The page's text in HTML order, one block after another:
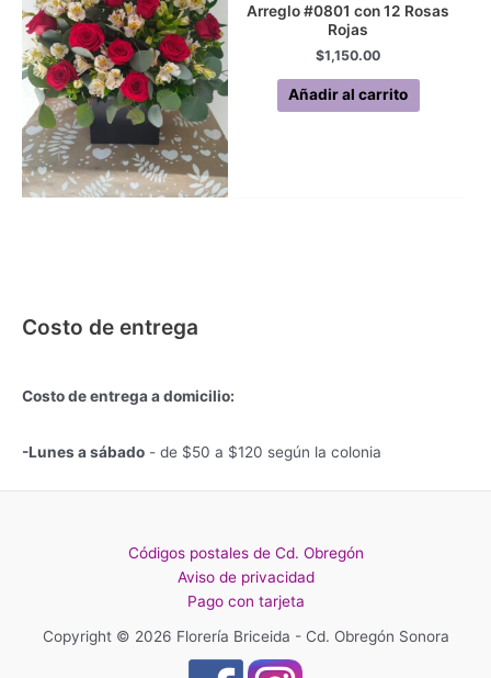
Arreglo #0801 con 12 Rosas
Rojas
$1,150.00
Añadir al carrito
Costo de entrega
Costo de entrega a domicilio:
-Lunes a sábado - de $50 a $120 según la colonia
Códigos postales de Cd. Obregón
Aviso de privacidad
Pago con tarjeta
Copyright © 2026 Florería Briceida - Cd. Obregón Sonora